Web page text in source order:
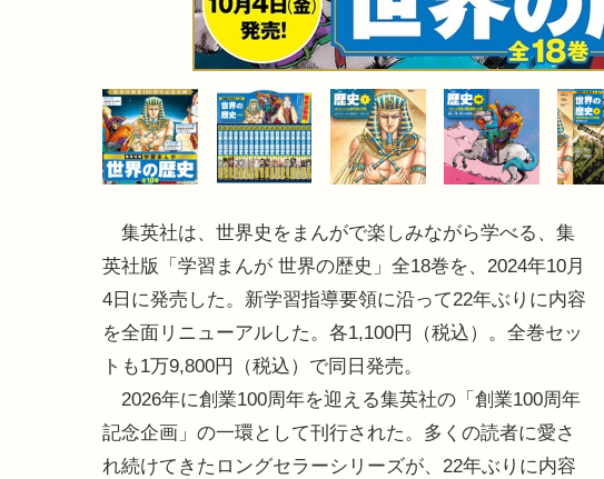
集英社は、世界史をまんがで楽しみながら学べる、集
英社版「学習まんが 世界の歴史」全18巻を、2024年10月
4日に発売した。新学習指導要領に沿って22年ぶりに内容
を全面リニューアルした。各1,100円（税込）。全巻セッ
トも1万9,800円（税込）で同日発売。
2026年に創業100周年を迎える集英社の「創業100周年
記念企画」の一環として刊行された。多くの読者に愛さ
れ続けてきたロングセラーシリーズが、22年ぶりに内容